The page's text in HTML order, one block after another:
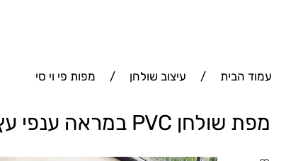
עמוד הבית / עיצוב שולחן / מפות פי וי סי
מפת שולחן PVC במראה ענפי עץ טבעיים